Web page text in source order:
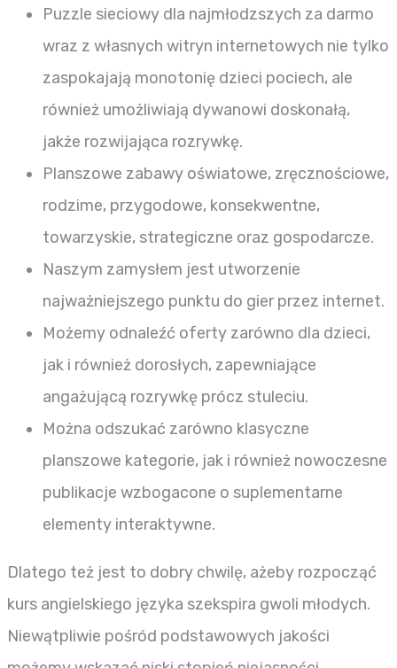
Puzzle sieciowy dla najmłodzszych za darmo
wraz z własnych witryn internetowych nie tylko
zaspokajają monotonię dzieci pociech, ale
również umożliwiają dywanowi doskonałą,
jakże rozwijająca rozrywkę.
Planszowe zabawy oświatowe, zręcznościowe,
rodzime, przygodowe, konsekwentne,
towarzyskie, strategiczne oraz gospodarcze.
Naszym zamysłem jest utworzenie
najważniejszego punktu do gier przez internet.
Możemy odnaleźć oferty zarówno dla dzieci,
jak i również dorosłych, zapewniające
angażującą rozrywkę prócz stuleciu.
Można odszukać zarówno klasyczne
planszowe kategorie, jak i również nowoczesne
publikacje wzbogacone o suplementarne
elementy interaktywne.
Dlatego też jest to dobry chwilę, ażeby rozpocząć
kurs angielskiego języka szekspira gwoli młodych.
Niewątpliwie pośród podstawowych jakości